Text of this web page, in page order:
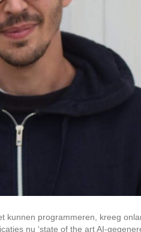
kunnen programmeren, kreeg
nu ‘state of the art AI-